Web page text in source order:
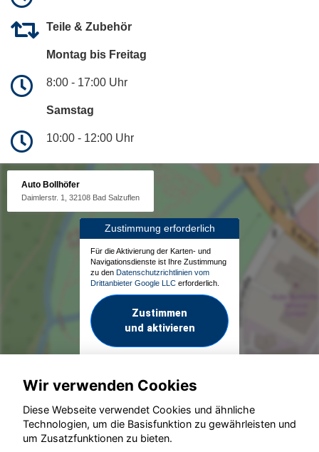
Teile & Zubehör
Montag bis Freitag
8:00 - 17:00 Uhr
Samstag
10:00 - 12:00 Uhr
Auto Bollhöfer
Daimlerstr. 1, 32108 Bad Salzuflen
Zustimmung erforderlich
Für die Aktivierung der Karten- und
Navigationsdienste ist Ihre Zustimmung
zu den Datenschutzrichtlinien vom
Drittanbieter Google LLC erforderlich.
Zustimmen
und aktivieren
© konjunkturmotor.de GmbH 2020 - 2026
Wir verwenden Cookies
Diese Webseite verwendet Cookies und ähnliche
Technologien, um die Basisfunktion zu gewährleisten und
um Zusatzfunktionen zu bieten.